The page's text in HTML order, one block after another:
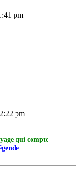
pm
pm
qui compte